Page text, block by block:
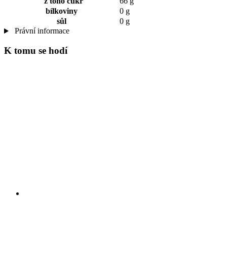
bílkoviny
0 g
sůl
0 g
Právní informace
K tomu se hodí